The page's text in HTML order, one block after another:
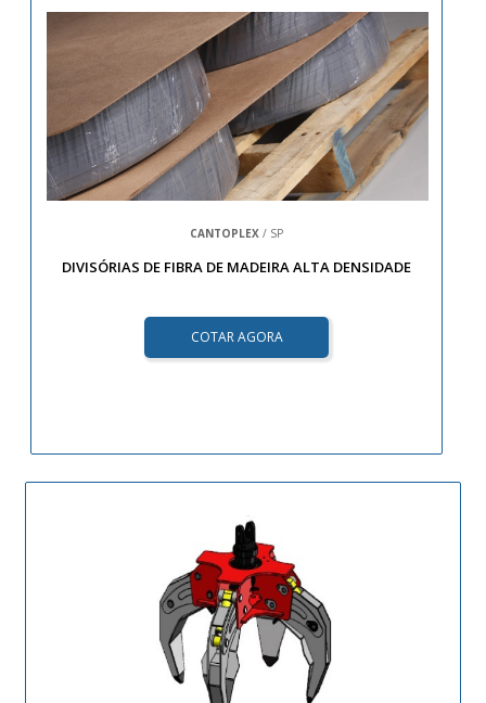
CANTOPLEX / SP
DIVISÓRIAS DE FIBRA DE MADEIRA ALTA DENSIDADE
COTAR AGORA